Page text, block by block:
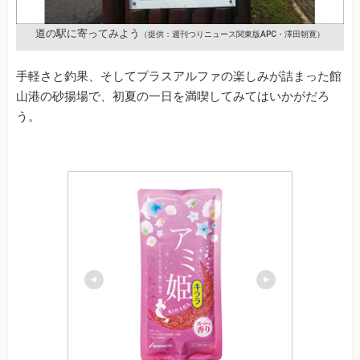
道の駅に寄ってみよう （提供：週刊つりニュース関東版APC・澤田朝寛）
手軽さと釣果、そしてプラスアルファの楽しみが詰まった館
山港の砂揚場で、初夏の一日を満喫してみてはいかがだろ
う。